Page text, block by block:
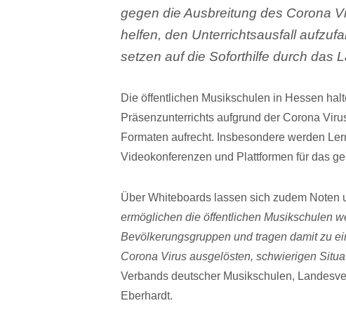
gegen die Ausbreitung des Corona
helfen, den Unterrichtsausfall
setzen auf die Soforthilfe durch das
Die öffentlichen Musikschulen in Hessen
Präsenzunterrichts aufgrund der Corona
Formaten aufrecht. Insbesondere werden
Videokonferenzen und Plattformen für das
Über Whiteboards lassen sich zudem Noten
ermöglichen die öffentlichen Musikschulen
Bevölkerungsgruppen und tragen damit zu
Corona Virus ausgelösten, schwierigen
Verbands deutscher Musikschulen,
Eberhardt.